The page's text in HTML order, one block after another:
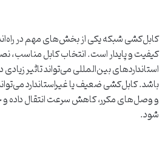
کابل‌کشی شبکه یکی از بخش‌های مهم در
کیفیت و پایدار است. انتخاب کابل
استانداردهای بین‌المللی می‌تواند تاثیر
باشد. کابل‌کشی ضعیف یا غیراستاندارد
و وصل‌های مکرر، کاهش سرعت انتقال داده و
شود.